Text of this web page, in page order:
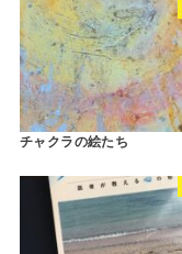
チャクラの絵たち